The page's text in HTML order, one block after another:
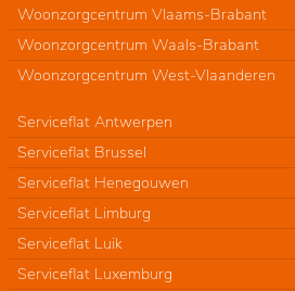
Woonzorgcentrum Vlaams-Brabant
Woonzorgcentrum Waals-Brabant
Woonzorgcentrum West-Vlaanderen
Serviceflat Antwerpen
Serviceflat Brussel
Serviceflat Henegouwen
Serviceflat Limburg
Serviceflat Luik
Serviceflat Luxemburg